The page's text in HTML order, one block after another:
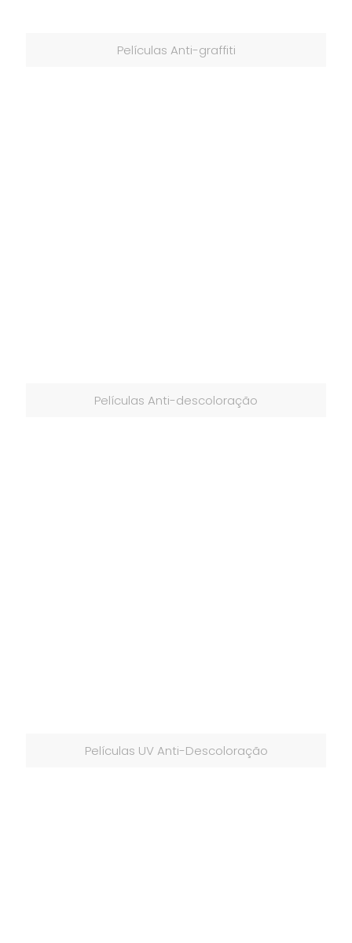
Películas Anti-graffiti
Películas Anti-descoloração
Películas UV Anti-Descoloração